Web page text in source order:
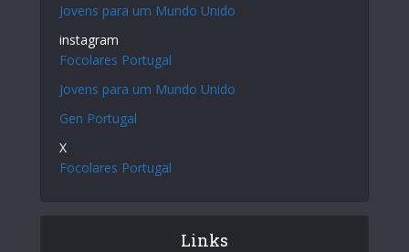
Jovens para um Mundo Unido
instagram
Focolares Portugal
Jovens para um Mundo Unido
Gen Portugal
X
Focolares Portugal
Links